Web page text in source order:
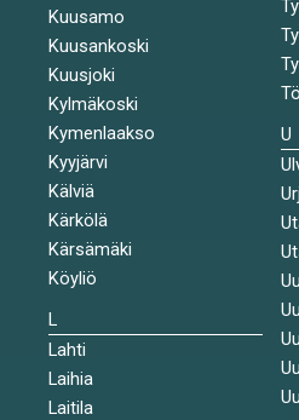
Kuusamo
Kuusankoski
Kuusjoki
Kylmäkoski
Kymenlaakso
Kyyjärvi
Kälviä
Kärkölä
Kärsämäki
Köyliö
L
Lahti
Laihia
Laitila
U